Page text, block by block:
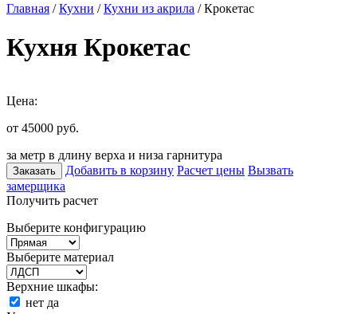
Главная /Кухни /Кухни из акрила / Крокетас
Кухня Крокетас
Цена:
от 45000 руб.
за метр в длину верха и низа гарнитура
Заказать Добавить в корзину Расчет цены Вызвать
замерщика
Получить расчет
Выберите конфигурацию
Выберите материал
Верхние шкафы:
нет да